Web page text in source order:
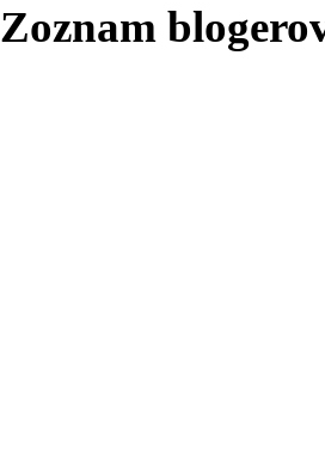
Zoznam